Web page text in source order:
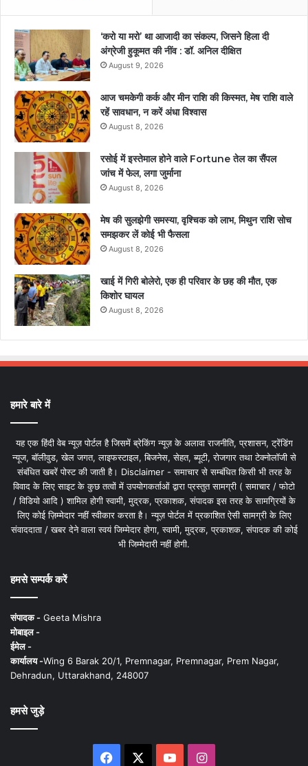
‘करो या मरो’ था आजादी का संकल्प, जिसने हिला दी
अंग्रेजी हुकूमत की नींव : डॉ. अनिल दीक्षित
August 9, 2026
आज चमकेगी कर्क और मीन राशि की किस्मत, मेष राशि वाले
रहें सावधान, न करें अंधा विश्वास
August 8, 2026
रसोई में इस्तेमाल होने वाले Fortune तेल का सैंपल
जांच में फेल, लगा जुर्माना
August 8, 2026
मेष की सुलझेगी समस्या, वृश्चिक को लाभ, मिथुन राशि सोच
समझकर लें कोई भी फैसला
August 8, 2026
खाई में गिरी बोलेरो, एक ही परिवार के छह की मौत, एक
किशोर घायल
August 8, 2026
हमारे बारे में
यह एक हिंदी वेब न्यूज़ पोर्टल है जिसमें ब्रेकिंग न्यूज़ के अलावा राजनीति, प्रशासन, ट्रेंडिंग
न्यूज, बॉलीवुड, खेल जगत, लाइफस्टाइल, बिजनेस, सेहत, ब्यूटी, रोजगार तथा टेक्नोलॉजी से
संबंधित खबरें पोस्ट की जाती है। Disclaimer - समाचार से सम्बंधित किसी भी तरह के
विवाद के लिए साइट के कुछ तत्वों में उपयोगकर्ताओं द्वारा प्रस्तुत सामग्री ( समाचार / फोटो
/ विडियो आदि ) शामिल होगी स्वामी, मुद्रक, प्रकाशक, संपादक इस तरह के सामग्रियों के
लिए कोई ज़िम्मेदार नहीं स्वीकार करता है। न्यूज़ पोर्टल में प्रकाशित ऐसी सामग्री के लिए
संवाददाता / खबर देने वाला स्वयं जिम्मेदार होगा, स्वामी, मुद्रक, प्रकाशक, संपादक की कोई
भी जिम्मेदारी नहीं होगी.
हमसे सम्पर्क करें
संपादक - Geeta Mishra
मोबाइल -
ईमेल -
कार्यालय -Wing 6 Barak 20/1, Premnagar, Premnagar, Prem Nagar,
Dehradun, Uttarakhand, 248007
हमसे जुड़े
Facebook YouTubeInstagram